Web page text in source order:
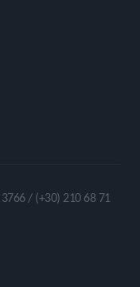
/ (+30) 210 68 71